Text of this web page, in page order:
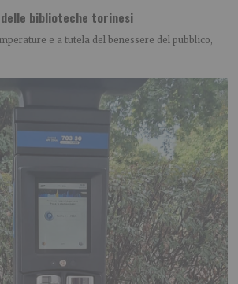
biblioteche torinesi
e a tutela del benessere del pubblico,